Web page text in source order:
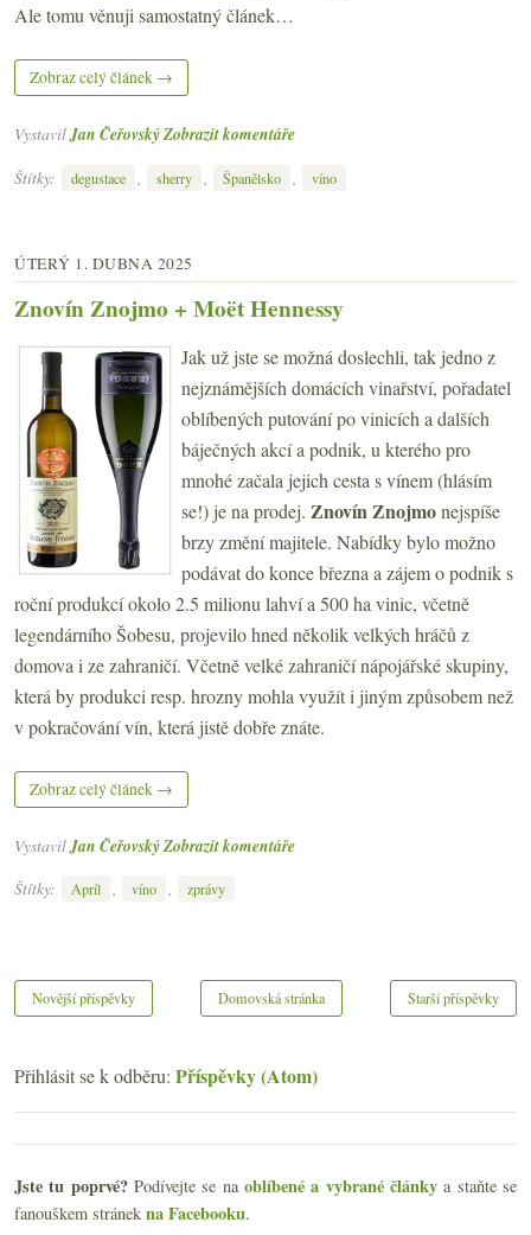
Ale tomu věnuji samostatný článek…
Zobraz celý článek →
VystavilJan ČeřovskýZobrazit komentáře
Štítky:
degustace , sherry , Španělsko , víno
ÚTERÝ 1. DUBNA 2025
Znovín Znojmo + Moët Hennessy
Jak už jste se možná doslechli, tak jedno z
nejznámějších domácích vinařství, pořadatel
oblíbených putování po vinicích a dalších
báječných akcí a podnik, u kterého pro
mnohé začala jejich cesta s vínem (hlásím
se!) je na prodej. Znovín Znojmonejspíše
brzy změní majitele. Nabídky bylo možno
podávat do konce března a zájem o podnik s
roční produkcí okolo 2.5 milionu lahví a 500 ha vinic, včetně
legendárního Šobesu, projevilo hned několik velkých hráčů z
domova i ze zahraničí. Včetně velké zahraničí nápojářské skupiny,
která by produkci resp. hrozny mohla využít i jiným způsobem než
v pokračování vín, která jistě dobře znáte.
Zobraz celý článek →
VystavilJan ČeřovskýZobrazit komentáře
Štítky:
Apríl , víno , zprávy
Novější příspěvky Starší příspěvky
Domovská stránka
Přihlásit se k odběru: Příspěvky (Atom)
Jste tu poprvé?Podívejte se naoblíbené a vybrané články a staňte se
fanouškem stránek na Facebooku.